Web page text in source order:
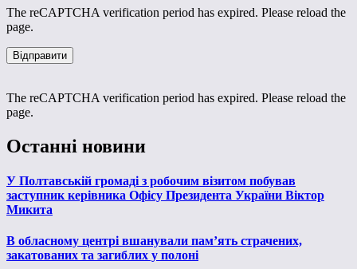
The reCAPTCHA verification period has expired. Please reload the
page.
The reCAPTCHA verification period has expired. Please reload the
page.
Останні новини
У Полтавській громаді з робочим візитом побував
заступник керівника Офісу Президента України Віктор
Микита
В обласному центрі вшанували пам’ять страчених,
закатованих та загиблих у полоні